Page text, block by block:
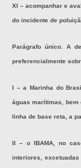
XI – acompanhar e
do incidente de
Parágrafo único. A
preferencialmente
I – a Marinha do
águas marítimas, bem
linha de base reta, a
II – o IBAMA, no
interiores,